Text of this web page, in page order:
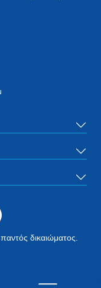
δικαιώματος.